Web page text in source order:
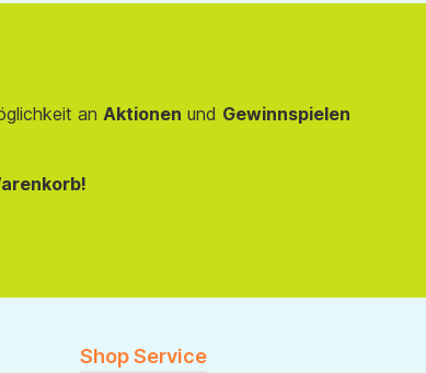
an Aktionen und Gewinnspielen
Shop Service